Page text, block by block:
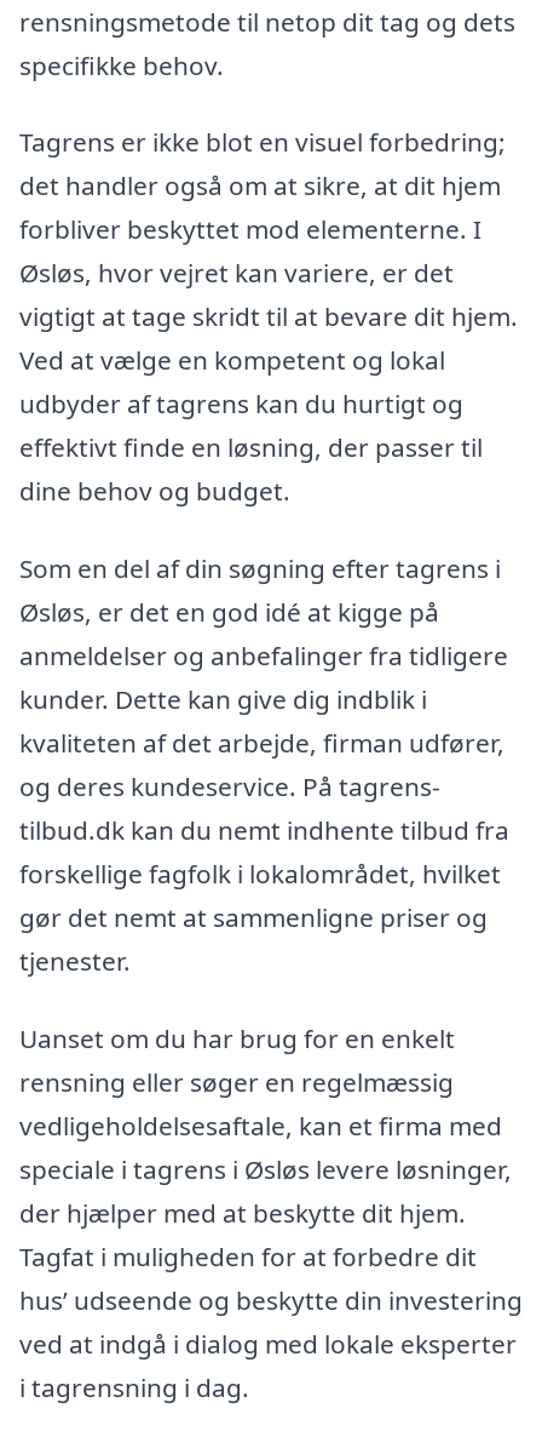
rensningsmetode til netop dit tag og dets
specifikke behov.
Tagrens er ikke blot en visuel forbedring;
det handler også om at sikre, at dit hjem
forbliver beskyttet mod elementerne. I
Øsløs, hvor vejret kan variere, er det
vigtigt at tage skridt til at bevare dit hjem.
Ved at vælge en kompetent og lokal
udbyder af tagrens kan du hurtigt og
effektivt finde en løsning, der passer til
dine behov og budget.
Som en del af din søgning efter tagrens i
Øsløs, er det en god idé at kigge på
anmeldelser og anbefalinger fra tidligere
kunder. Dette kan give dig indblik i
kvaliteten af det arbejde, firman udfører,
og deres kundeservice. På tagrens-
tilbud.dk kan du nemt indhente tilbud fra
forskellige fagfolk i lokalområdet, hvilket
gør det nemt at sammenligne priser og
tjenester.
Uanset om du har brug for en enkelt
rensning eller søger en regelmæssig
vedligeholdelsesaftale, kan et firma med
speciale i tagrens i Øsløs levere løsninger,
der hjælper med at beskytte dit hjem.
Tagfat i muligheden for at forbedre dit
hus’ udseende og beskytte din investering
ved at indgå i dialog med lokale eksperter
i tagrensning i dag.